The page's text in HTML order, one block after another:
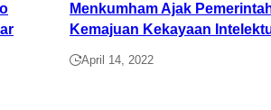
Kemajuan Kekayaan Intelektual